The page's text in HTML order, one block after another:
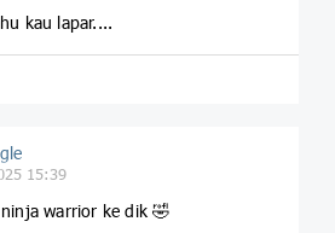
kau lapar....
15:39
warrior ke dik 🤣